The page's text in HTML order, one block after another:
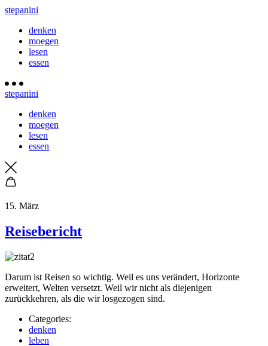
stepanini
denken
moegen
lesen
essen
stepanini
denken
moegen
lesen
essen
15. März
Reisebericht
Darum ist Reisen so wichtig. Weil es uns verändert, Horizonte
erweitert, Welten versetzt. Weil wir nicht als diejenigen
zurückkehren, als die wir losgezogen sind.
Categories:
denken
leben